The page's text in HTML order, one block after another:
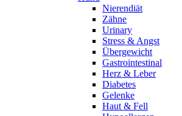
Nierendiät
Zähne
Urinary
Stress & Angst
Übergewicht
Gastrointestinal
Herz & Leber
Diabetes
Gelenke
Haut & Fell